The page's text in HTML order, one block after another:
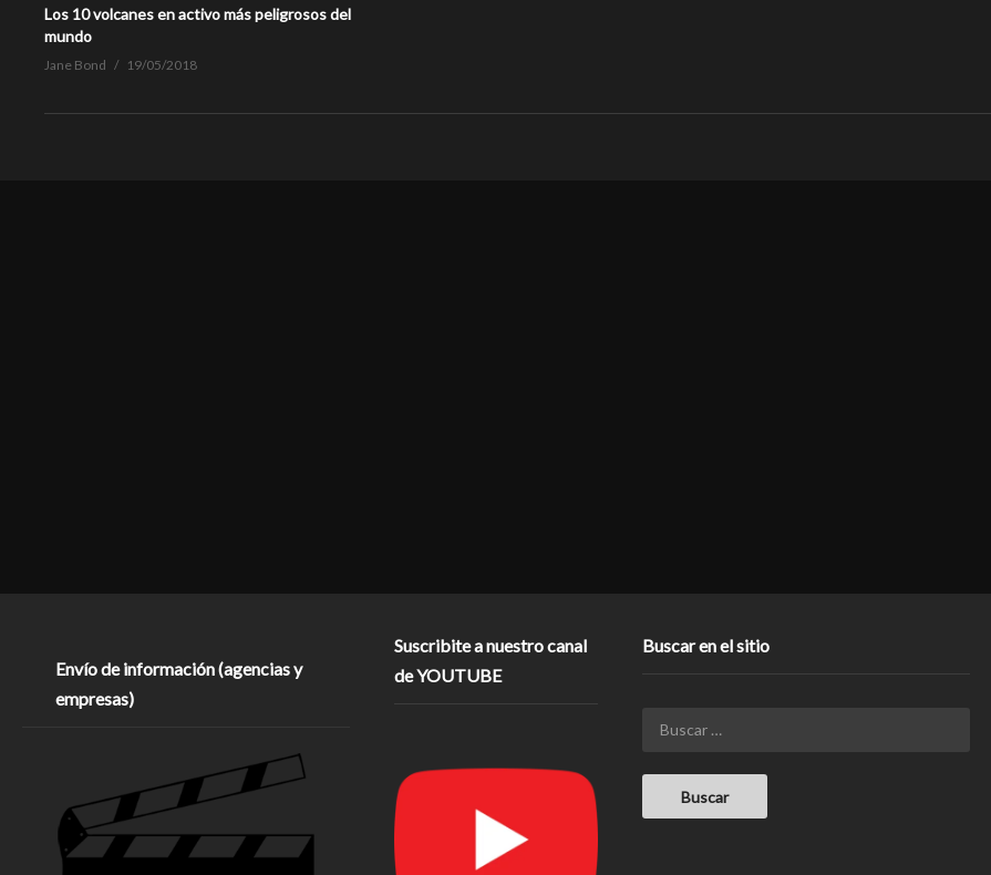
Los 10 volcanes en activo más peligrosos del
mundo
Jane Bond 19/05/2018
Envío de información (agencias y
empresas)
Suscribite a nuestro canal
de YOUTUBE
Buscar en el sitio